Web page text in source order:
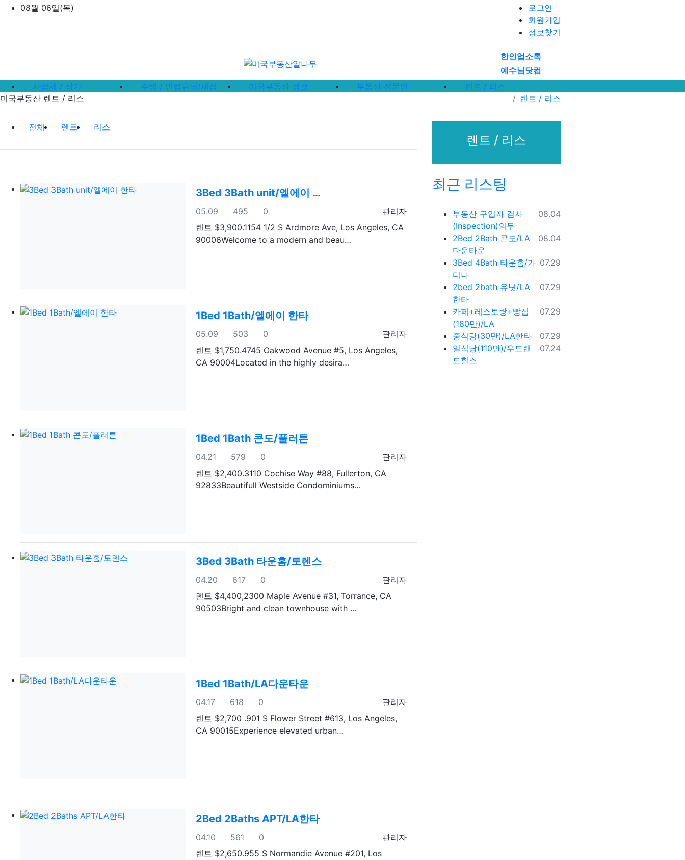
상단 네비
08월 06일(목)
로그인
회원가입
정보찾기
한인업소록
예수님닷컴
메인 메뉴
사업체 / 상가 주택 / 인컴유닛/새집 미국부동산 정보 부동산 전문인
렌트 / 리스
미국부동산 렌트 / 리스
렌트 / 리스
미국부동산 렌트 / 리스 분류 목록
전체 렌트 리스
3Bed 3Bath unit/엘에이 …
등록자
관리자
등록일
05.09 조회
495 추천
0
렌트 $3,900.1154 1/2 S Ardmore Ave, Los Angeles, CA
90006Welcome to a modern and beau…
1Bed 1Bath/엘에이 한타
등록자
관리자
등록일
05.09 조회
503 추천
0
렌트 $1,750.4745 Oakwood Avenue #5, Los Angeles,
CA 90004Located in the highly desira…
1Bed 1Bath 콘도/풀러튼
등록자
관리자
등록일
04.21 조회
579 추천
0
렌트 $2,400.3110 Cochise Way #88, Fullerton, CA
92833Beautifull Westside Condominiums…
3Bed 3Bath 타운홈/토렌스
등록자
관리자
등록일
04.20 조회
617 추천
0
렌트 $4,400,2300 Maple Avenue #31, Torrance, CA
90503Bright and clean townhouse with …
1Bed 1Bath/LA다운타운
등록자
관리자
등록일
04.17 조회
618 추천
0
렌트 $2,700 .901 S Flower Street #613, Los Angeles,
CA 90015Experience elevated urban…
2Bed 2Baths APT/LA한타
등록자
관리자
등록일
04.10 조회
561 추천
0
렌트 $2,650.955 S Normandie Avenue #201, Los
렌트 / 리스
최근 리스팅
등록일
08.04
부동산 구입자 검사
(Inspection)의무
등록일
08.04
2Bed 2Bath 콘도/LA
다운타운
등록일
07.29
3Bed 4Bath 타운홈/가
디나
등록일
07.29
2bed 2bath 유닛/LA
한타
등록일
07.29
카페+레스토랑+빵집
(180만)/LA
등록일
07.29
중식당(30만)/LA한타
등록일
07.24
일식당(110만)/우드랜
드힐스